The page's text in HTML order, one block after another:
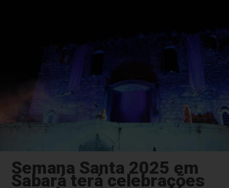
Semana Santa 2025 em
Sabará terá celebrações